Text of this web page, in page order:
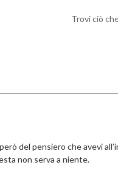
Trovi ciò
del pensiero che avevi
non serva a niente.